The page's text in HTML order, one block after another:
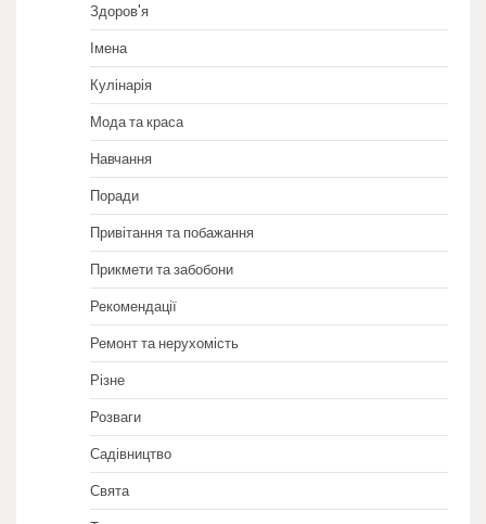
Здоров'я
Імена
Кулінарія
Мода та краса
Навчання
Поради
Привітання та побажання
Прикмети та забобони
Рекомендації
Ремонт та нерухомість
Різне
Розваги
Садівництво
Свята